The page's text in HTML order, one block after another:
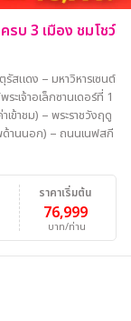
รบ 3 เมือง ชมโชว์
รัสแดง – มหาวิหารเซนต์
เจ้าอเล็กซานเดอร์ที่ 1
ข้าชม) – พระราชวังฤดู
ด้านนอก) – ถนนเนฟสกี
ราคาเริ่มต้น
76,999
บาท/ท่าน